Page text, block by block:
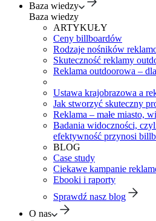
Baza wiedzy
Baza wiedzy
ARTYKUŁY
Ceny billboardów
Rodzaje nośników
Skuteczność reklamy
Reklama outdoorowa –
Ustawa krajobrazowa a
Jak stworzyć skuteczny
Reklama – małe miasto,
Badania widoczności,
efektywność przynosi
BLOG
Case study
Ciekawe kampanie
Ebooki i raporty
Sprawdź nasz blog
O nas